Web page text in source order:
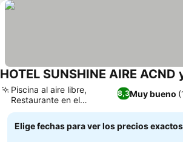
HOTEL SUNSHINE AIRE ACND
8,3Muy bueno
Piscina al aire libre,
Restaurante en el
alojamiento
Elige fechas para ver los precios exactos